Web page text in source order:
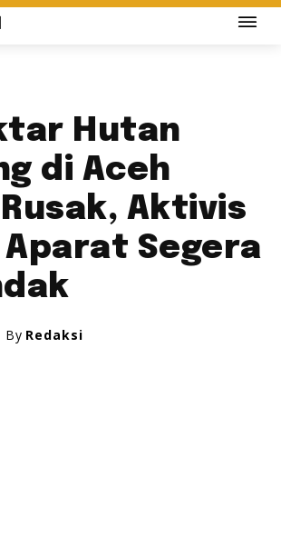
Hutan
di Aceh
Aktivis
Segera
By Redaksi